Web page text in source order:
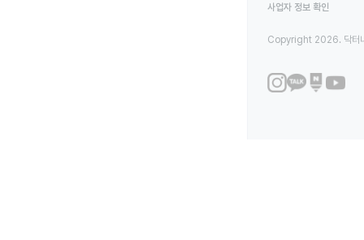
사업자 정보 확인
Copyright 2026. 닥터